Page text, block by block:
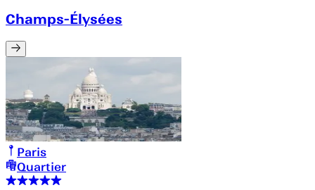
Champs-Élysées
Paris
Quartier